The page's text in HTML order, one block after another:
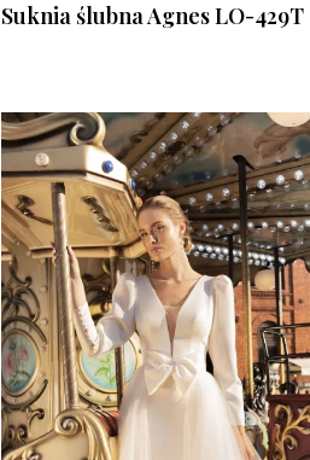
Suknia ślubna Agnes LO-429T